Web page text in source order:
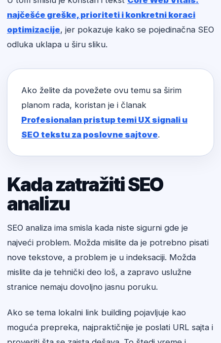
najčešće greške, prioriteti i konkretni koraci
optimizacije, jer pokazuje kako se pojedinačna SEO
odluka uklapa u širu sliku.
Ako želite da povežete ovu temu sa širim
planom rada, koristan je i članak
Profesionalan pristup temi UX signali u
SEO tekstu za poslovne sajtove.
Kada zatražiti SEO
analizu
SEO analiza ima smisla kada niste sigurni gde je
najveći problem. Možda mislite da je potrebno pisati
nove tekstove, a problem je u indeksaciji. Možda
mislite da je tehnički deo loš, a zapravo uslužne
stranice nemaju dovoljno jasnu poruku.
Ako se tema lokalni link building pojavljuje kao
moguća prepreka, najpraktičnije je poslati URL sajta i